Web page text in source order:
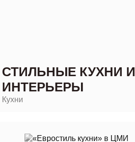
СТИЛЬНЫЕ КУХНИ И
ИНТЕРЬЕРЫ
Кухни